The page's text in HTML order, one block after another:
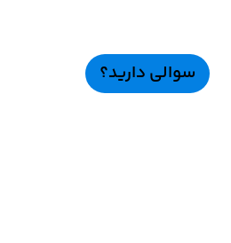
سوالی دارید؟